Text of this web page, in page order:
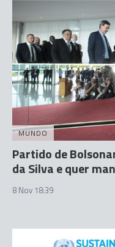
MUNDO
Partido de
da Silva e quer
8 Nov 18:39